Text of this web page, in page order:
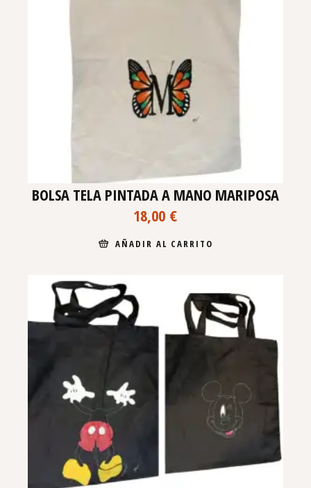
BOLSA TELA PINTADA A MANO MARIPOSA
18,00 €
AÑADIR AL CARRITO